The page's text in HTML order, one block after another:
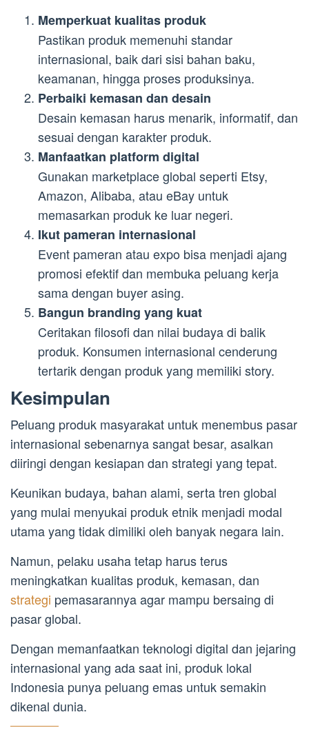
Memperkuat kualitas produk
Pastikan produk memenuhi standar
internasional, baik dari sisi bahan baku,
keamanan, hingga proses produksinya.
Perbaiki kemasan dan desain
Desain kemasan harus menarik, informatif, dan
sesuai dengan karakter produk.
Manfaatkan platform digital
Gunakan marketplace global seperti Etsy,
Amazon, Alibaba, atau eBay untuk
memasarkan produk ke luar negeri.
Ikut pameran internasional
Event pameran atau expo bisa menjadi ajang
promosi efektif dan membuka peluang kerja
sama dengan buyer asing.
Bangun branding yang kuat
Ceritakan filosofi dan nilai budaya di balik
produk. Konsumen internasional cenderung
tertarik dengan produk yang memiliki story.
Kesimpulan
Peluang produk masyarakat untuk menembus pasar
internasional sebenarnya sangat besar, asalkan
diiringi dengan kesiapan dan strategi yang tepat.
Keunikan budaya, bahan alami, serta tren global
yang mulai menyukai produk etnik menjadi modal
utama yang tidak dimiliki oleh banyak negara lain.
Namun, pelaku usaha tetap harus terus
meningkatkan kualitas produk, kemasan, dan
strategi pemasarannya agar mampu bersaing di
pasar global.
Dengan memanfaatkan teknologi digital dan jejaring
internasional yang ada saat ini, produk lokal
Indonesia punya peluang emas untuk semakin
dikenal dunia.